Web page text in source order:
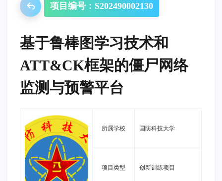
项目编号：S202490002130
基于鲁棒图学习技术和
ATT&CK框架的僵尸网络
监测与预警平台
所属学校 国防科技大学
项目类型 创新训练项目